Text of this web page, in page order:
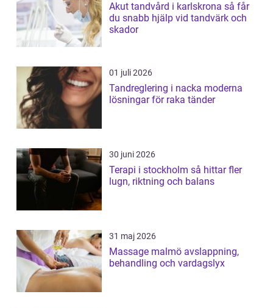
Akut tandvård i karlskrona så får
du snabb hjälp vid tandvärk och
skador
01 juli 2026
Tandreglering i nacka moderna
lösningar för raka tänder
30 juni 2026
Terapi i stockholm så hittar fler
lugn, riktning och balans
31 maj 2026
Massage malmö avslappning,
behandling och vardagslyx